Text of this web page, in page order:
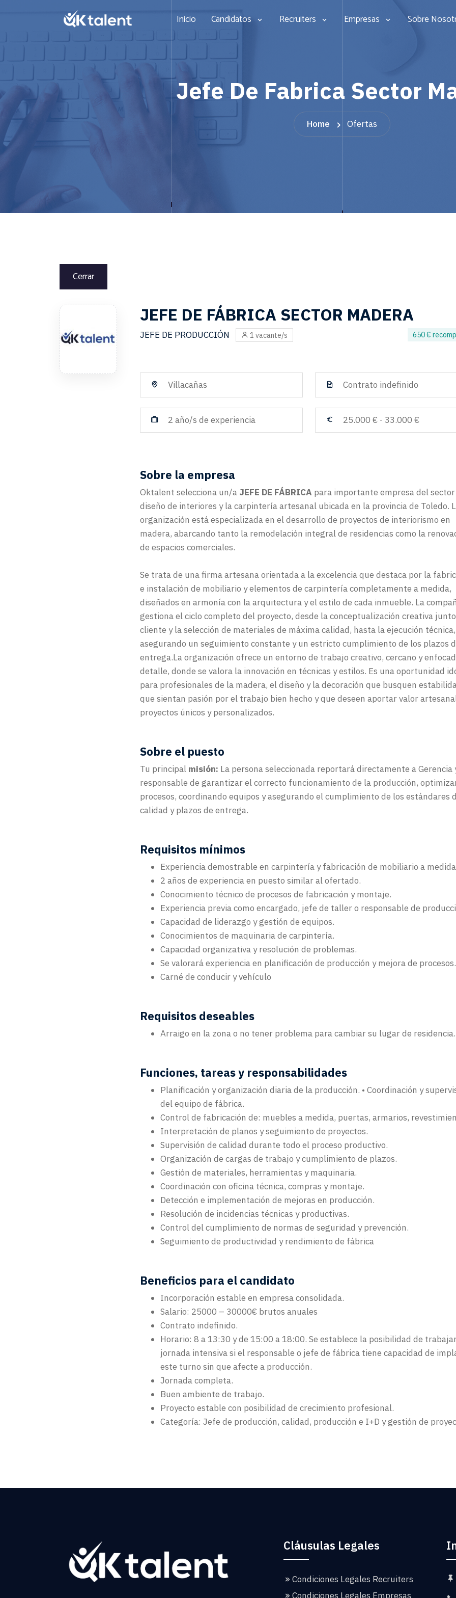
Inicio Candidatos Recruiters Empresas Sobre
Jefe De Fabrica Sector
Home Ofertas
Cerrar
JEFE DE FÁBRICA SECTOR MADERA
JEFE DE PRODUCCIÓN 1 vacante/s 650 €
Villacañas Contrato indefinido
2 año/s de experiencia 25.000 € - 33.000 €
Sobre la empresa
Oktalent selecciona un/a JEFE DE FÁBRICA para importante empresa del
diseño de interiores y la carpintería artesanal ubicada en la provincia de Toledo.
organización está especializada en el desarrollo de proyectos de interiorismo en
madera, abarcando tanto la remodelación integral de residencias como la
de espacios comerciales.
Se trata de una firma artesana orientada a la excelencia que destaca por la
e instalación de mobiliario y elementos de carpintería completamente a medida,
diseñados en armonía con la arquitectura y el estilo de cada inmueble. La
gestiona el ciclo completo del proyecto, desde la conceptualización creativa
cliente y la selección de materiales de máxima calidad, hasta la ejecución técnica,
asegurando un seguimiento constante y un estricto cumplimiento de los plazos
entrega.La organización ofrece un entorno de trabajo creativo, cercano y
detalle, donde se valora la innovación en técnicas y estilos. Es una oportunidad
para profesionales de la madera, el diseño y la decoración que busquen
que sientan pasión por el trabajo bien hecho y que deseen aportar valor
proyectos únicos y personalizados.
Sobre el puesto
Tu principal misión: La persona seleccionada reportará directamente a Gerencia
responsable de garantizar el correcto funcionamiento de la producción,
procesos, coordinando equipos y asegurando el cumplimiento de los estándares
calidad y plazos de entrega.
Requisitos mínimos
Experiencia demostrable en carpintería y fabricación de mobiliario a
2 años de experiencia en puesto similar al ofertado.
Conocimiento técnico de procesos de fabricación y montaje.
Experiencia previa como encargado, jefe de taller o responsable de
Capacidad de liderazgo y gestión de equipos.
Conocimientos de maquinaria de carpintería.
Capacidad organizativa y resolución de problemas.
Se valorará experiencia en planificación de producción y mejora de procesos.
Carné de conducir y vehículo
Requisitos deseables
Arraigo en la zona o no tener problema para cambiar su lugar de residencia.
Funciones, tareas y responsabilidades
Planificación y organización diaria de la producción. • Coordinación y
del equipo de fábrica.
Control de fabricación de: muebles a medida, puertas, armarios,
Interpretación de planos y seguimiento de proyectos.
Supervisión de calidad durante todo el proceso productivo.
Organización de cargas de trabajo y cumplimiento de plazos.
Gestión de materiales, herramientas y maquinaria.
Coordinación con oficina técnica, compras y montaje.
Detección e implementación de mejoras en producción.
Resolución de incidencias técnicas y productivas.
Control del cumplimiento de normas de seguridad y prevención.
Seguimiento de productividad y rendimiento de fábrica
Beneficios para el candidato
Incorporación estable en empresa consolidada.
Salario: 25000 – 30000€ brutos anuales
Contrato indefinido.
Horario: 8 a 13:30 y de 15:00 a 18:00. Se establece la posibilidad de
jornada intensiva si el responsable o jefe de fábrica tiene capacidad de
este turno sin que afecte a producción.
Jornada completa.
Buen ambiente de trabajo.
Proyecto estable con posibilidad de crecimiento profesional.
Categoría: Jefe de producción, calidad, producción e I+D y gestión de
Cláusulas Legales
Condiciones Legales Recruiters
Condiciones Legales Empresas